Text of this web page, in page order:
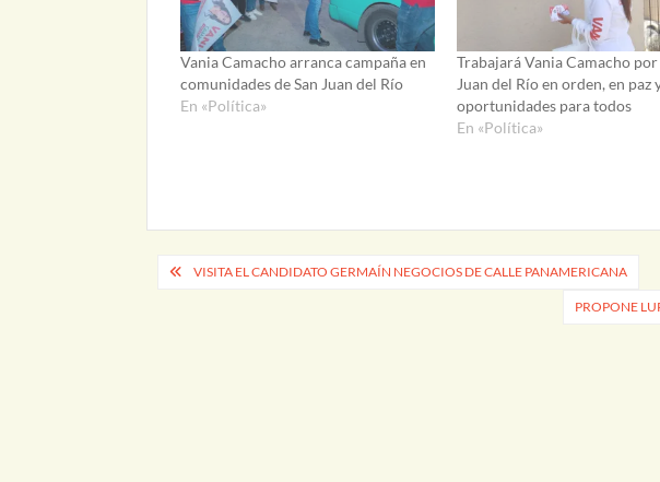
Vania Camacho arranca campaña en
comunidades de San Juan del Río
En «Política»
Trabajará Vania Camacho por
Juan del Río en orden, en paz
oportunidades para todos
En «Política»
Navegación
VISITA EL CANDIDATO GERMAÍN NEGOCIOS DE CALLE PANAMERICANA
PROPONE